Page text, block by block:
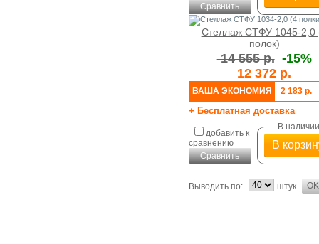
Сравнить
Стеллаж СТФУ 1045-2,0
полок)
14 555 р. -15%
12 372 р.
ВАША ЭКОНОМИЯ 2 183 р.
+ Бесплатная доставка
добавить к
сравнению
Сравнить
В наличии
В
Выводить по: штук